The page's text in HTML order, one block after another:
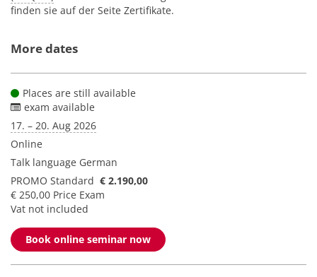
finden sie auf der Seite Zertifikate.
More dates
Places are still available
exam available
17. – 20. Aug 2026
Online
Talk language German
PROMO Standard € 2.190,00
€ 250,00 Price Exam
Vat not included
Book online seminar now